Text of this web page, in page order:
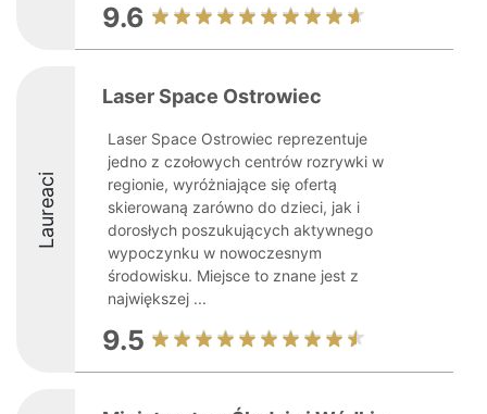
9.6
Laureaci
Laser Space Ostrowiec
Laser Space Ostrowiec reprezentuje
jedno z czołowych centrów rozrywki w
regionie, wyróżniające się ofertą
skierowaną zarówno do dzieci, jak i
dorosłych poszukujących aktywnego
wypoczynku w nowoczesnym
środowisku. Miejsce to znane jest z
największej ...
9.5